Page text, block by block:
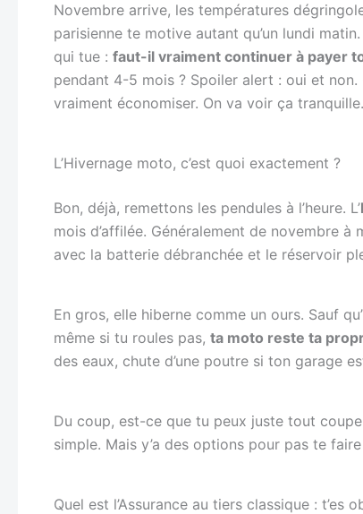
Novembre arrive, les températures
parisienne te motive autant qu’un lundi
qui tue : faut-il vraiment continuer à payer
pendant 4-5 mois ? Spoiler alert : oui et
vraiment économiser. On va voir ça tranquille.
L’Hivernage moto, c’est quoi exactement ?
Bon, déjà, remettons les pendules à l’heure. L’
mois d’affilée. Généralement de novembre
avec la batterie débranchée et le réservoir
En gros, elle hiberne comme un ours. Sauf
même si tu roules pas, ta moto reste ta
des eaux, chute d’une poutre si ton garage
Du coup, est-ce que tu peux juste tout
simple. Mais y’a des options pour pas te
Quel est l’Assurance au tiers classique :